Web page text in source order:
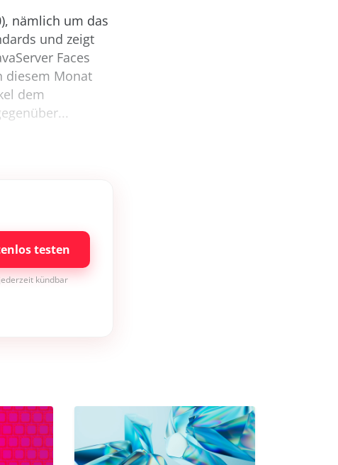
nämlich um das
und zeigt
Faces
diesem Monat
dem
testen
kündbar